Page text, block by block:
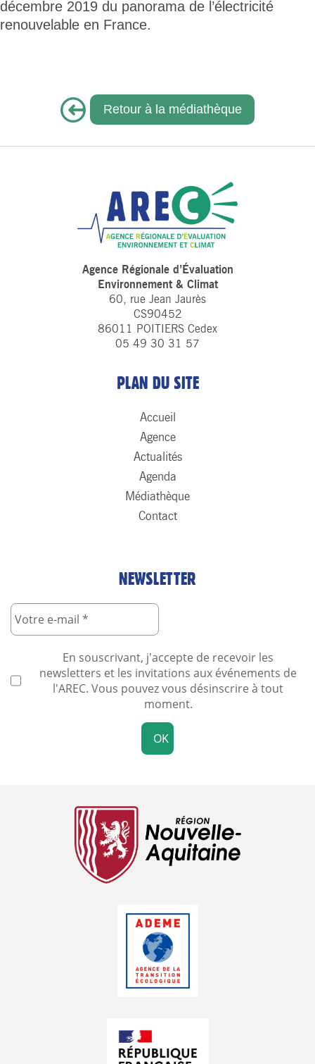
décembre 2019 du panorama de l’électricité
renouvelable en France.
Retour à la médiathèque
Agence Régionale d’Évaluation
Environnement & Climat
60, rue Jean Jaurès
CS90452
86011 POITIERS Cedex
05 49 30 31 57
PLAN DU SITE
Accueil
Agence
Actualités
Agenda
Médiathèque
Contact
NEWSLETTER
En souscrivant, j'accepte de recevoir les
newsletters et les invitations aux événements de
l'AREC. Vous pouvez vous désinscrire à tout
moment.